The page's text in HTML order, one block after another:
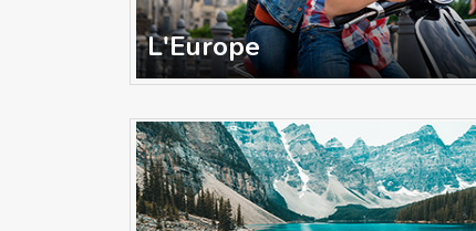
L'Europe